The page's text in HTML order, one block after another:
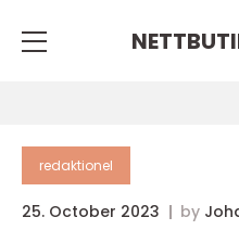
redaktionel
25. October 2023 by